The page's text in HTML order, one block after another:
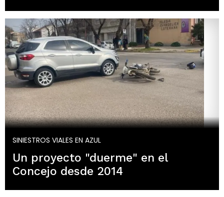
SINIESTROS VIALES EN AZUL
Un proyecto "duerme" en el
Concejo desde 2014